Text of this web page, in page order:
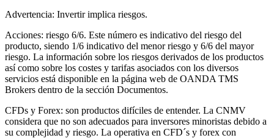
Advertencia: Invertir implica riesgos.
Acciones: riesgo 6/6. Este número es indicativo del riesgo del
producto, siendo 1/6 indicativo del menor riesgo y 6/6 del mayor
riesgo. La información sobre los riesgos derivados de los productos
así como sobre los costes y tarifas asociados con los diversos
servicios está disponible en la página web de OANDA TMS
Brokers dentro de la sección Documentos.
CFDs y Forex: son productos difíciles de entender. La CNMV
considera que no son adecuados para inversores minoristas debido a
su complejidad y riesgo. La operativa en CFD´s y forex con